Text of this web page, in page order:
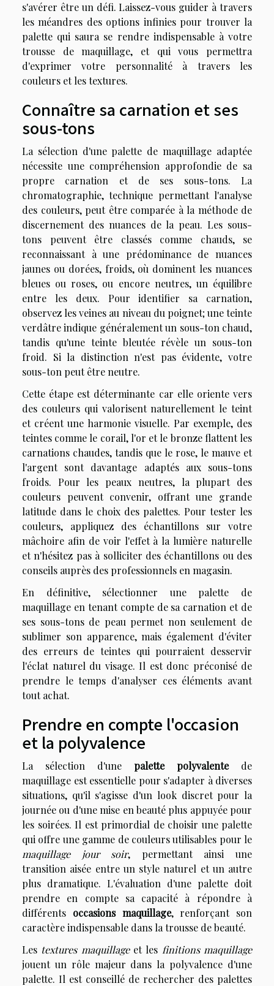
s'avérer être un défi. Laissez-vous guider à travers
les méandres des options infinies pour trouver la
palette qui saura se rendre indispensable à votre
trousse de maquillage, et qui vous permettra
d'exprimer votre personnalité à travers les
couleurs et les textures.
Connaître sa carnation et ses
sous-tons
La sélection d'une palette de maquillage adaptée
nécessite une compréhension approfondie de sa
propre carnation et de ses sous-tons. La
chromatographie, technique permettant l'analyse
des couleurs, peut être comparée à la méthode de
discernement des nuances de la peau. Les sous-
tons peuvent être classés comme chauds, se
reconnaissant à une prédominance de nuances
jaunes ou dorées, froids, où dominent les nuances
bleues ou roses, ou encore neutres, un équilibre
entre les deux. Pour identifier sa carnation,
observez les veines au niveau du poignet; une teinte
verdâtre indique généralement un sous-ton chaud,
tandis qu'une teinte bleutée révèle un sous-ton
froid. Si la distinction n'est pas évidente, votre
sous-ton peut être neutre.
Cette étape est déterminante car elle oriente vers
des couleurs qui valorisent naturellement le teint
et créent une harmonie visuelle. Par exemple, des
teintes comme le corail, l'or et le bronze flattent les
carnations chaudes, tandis que le rose, le mauve et
l'argent sont davantage adaptés aux sous-tons
froids. Pour les peaux neutres, la plupart des
couleurs peuvent convenir, offrant une grande
latitude dans le choix des palettes. Pour tester les
couleurs, appliquez des échantillons sur votre
mâchoire afin de voir l'effet à la lumière naturelle
et n'hésitez pas à solliciter des échantillons ou des
conseils auprès des professionnels en magasin.
En définitive, sélectionner une palette de
maquillage en tenant compte de sa carnation et de
ses sous-tons de peau permet non seulement de
sublimer son apparence, mais également d'éviter
des erreurs de teintes qui pourraient desservir
l'éclat naturel du visage. Il est donc préconisé de
prendre le temps d'analyser ces éléments avant
tout achat.
Prendre en compte l'occasion
et la polyvalence
La sélection d'une palette polyvalentede
maquillage est essentielle pour s'adapter à diverses
situations, qu'il s'agisse d'un look discret pour la
journée ou d'une mise en beauté plus appuyée pour
les soirées. Il est primordial de choisir une palette
qui offre une gamme de couleurs utilisables pour le
maquillage jour soir, permettant ainsi une
transition aisée entre un style naturel et un autre
plus dramatique. L'évaluation d'une palette doit
prendre en compte sa capacité à répondre à
différents occasions maquillage, renforçant son
caractère indispensable dans la trousse de beauté.
Les textures maquillageet les finitions maquillage
jouent un rôle majeur dans la polyvalence d'une
palette. Il est conseillé de rechercher des palettes